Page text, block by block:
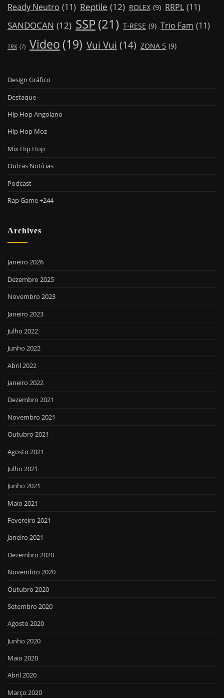
Ready Neutro (11) Reptile (12) ROLEX (9) RRPL (11)
SANDOCAN (12) SSP(21) T-RESE (9) Trio Fam (11)
TRX (7) Video (19) Vui Vui (14) ZONA 5 (9)
Design Gráfico
Destaque
Hip Hop Angolano
Hip Hop Moz
Mix Hip Hop
Outras Notícias
Podcast
Rap Game +244
Archives
Janeiro 2026
Dezembro 2025
Novembro 2023
Janeiro 2023
Julho 2022
Junho 2022
Abril 2022
Janeiro 2022
Dezembro 2021
Novembro 2021
Outubro 2021
Agosto 2021
Julho 2021
Junho 2021
Maio 2021
Fevereiro 2021
Janeiro 2021
Dezembro 2020
Novembro 2020
Outubro 2020
Setembro 2020
Agosto 2020
Junho 2020
Maio 2020
Abril 2020
Março 2020